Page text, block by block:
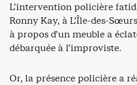
L’intervention policière
Ronny Kay, à L’Île-des-
à propos d’un meuble a
débarquée à l’improviste.
Or, la présence policière a